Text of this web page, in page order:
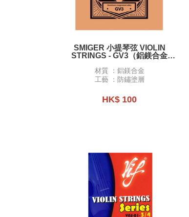
SMIGER 小提琴弦 VIOLIN
STRINGS - GV3（鋁鎂合金
ALLOY）
材質 ：鋁鎂合金
⼯藝 ：防鏽塗層
HK$ 100